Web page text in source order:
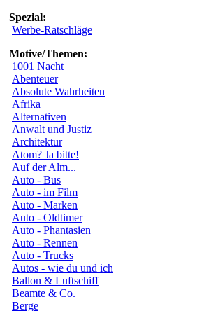
Spezial:
Werbe-Ratschläge
Motive/Themen:
1001 Nacht
Abenteuer
Absolute Wahrheiten
Afrika
Alternativen
Anwalt und Justiz
Architektur
Atom? Ja bitte!
Auf der Alm...
Auto - Bus
Auto - im Film
Auto - Marken
Auto - Oldtimer
Auto - Phantasien
Auto - Rennen
Auto - Trucks
Autos - wie du und ich
Ballon & Luftschiff
Beamte & Co.
Berge